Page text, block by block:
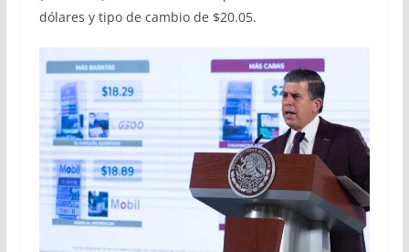
dólares y tipo de cambio de $20.05.